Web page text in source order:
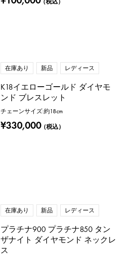
在庫あり 新品 レディース
K18イエローゴールド ダイヤモ
ンド ブレスレット
チェーンサイズ:約18cm
¥330,000（税込）
在庫あり 新品 レディース
プラチナ900 プラチナ850 タン
ザナイト ダイヤモンド ネックレ
ス